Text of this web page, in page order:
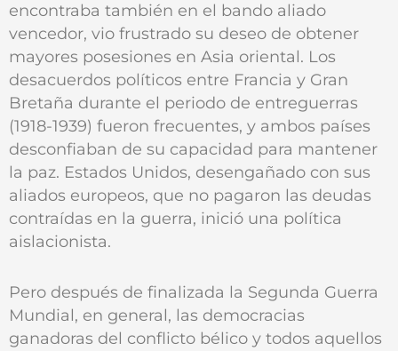
encontraba también en el bando aliado
vencedor, vio frustrado su deseo de obtener
mayores posesiones en Asia oriental. Los
desacuerdos políticos entre Francia y Gran
Bretaña durante el periodo de entreguerras
(1918-1939) fueron frecuentes, y ambos países
desconfiaban de su capacidad para mantener
la paz. Estados Unidos, desengañado con sus
aliados europeos, que no pagaron las deudas
contraídas en la guerra, inició una política
aislacionista.
Pero después de finalizada la Segunda Guerra
Mundial, en general, las democracias
ganadoras del conflicto bélico y todos aquellos